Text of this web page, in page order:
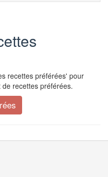
recettes préférées' pour
recettes préférées.